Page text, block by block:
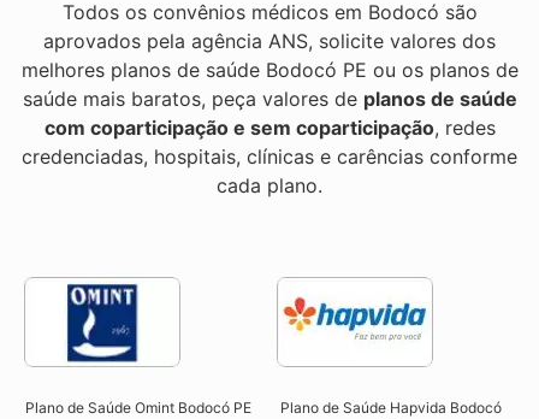
Todos os convênios médicos em Bodocó são
aprovados pela agência ANS, solicite valores dos
melhores planos de saúde Bodocó PE ou os planos de
saúde mais baratos, peça valores de planos de saúde
com coparticipação e sem coparticipação, redes
credenciadas, hospitais, clínicas e carências conforme
cada plano.
Plano de Saúde Omint Bodocó PE​
Plano de Saúde Hapvida Bodocó